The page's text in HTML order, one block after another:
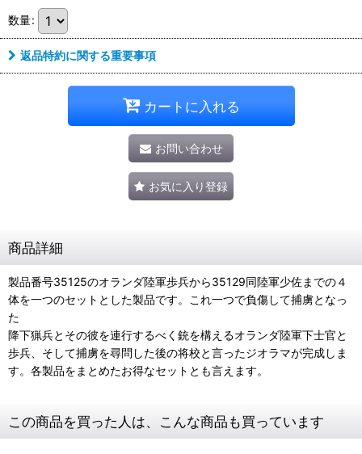
数量:
返品特約に関する重要事項
カートに入れる
お問い合わせ
お気に入り登録
商品詳細
製品番号35125のオランダ陸軍歩兵から35129同陸軍少佐までの４
体を一つのセットとした製品です。これ一つで負傷して捕虜となっ
た
降下猟兵とその彼を連行するべく銃を構えるオランダ陸軍下士官と
歩兵、そして捕虜を尋問した後の将校と言ったジオラマが完成しま
す。各製品をまとめたお得なセットとも言えます。
この商品を買った人は、こんな商品も買っています